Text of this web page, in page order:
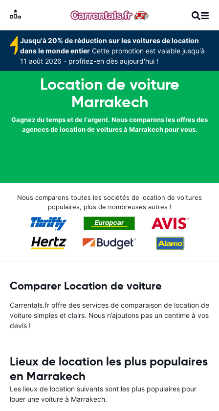
Jusqu'à 20% de réduction sur les voitures de location
dans le monde entier Cette promotion est valable jusqu'à
11 août 2026 - profitez-en dès aujourd'hui !
Location de voiture
Marrakech
Gagnez du temps et de l'argent. Nous comparons les offres des
agences de location de voitures à Marrakech pour vous.
Nous comparons toutes les sociétés de location de voitures
populaires, plus de nombreuses autres !
Comparer Location de voiture
Carrentals.fr offre des services de comparaison de location de
voiture simples et clairs. Nous n’ajoutons pas un centime à vos
devis !
Lieux de location les plus populaires
en Marrakech
Les lieux de location suivants sont les plus populaires pour
louer une voiture à Marrakech.